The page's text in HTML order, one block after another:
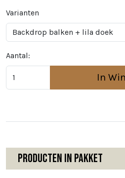
Varianten
Aantal:
In
Producten in pakket